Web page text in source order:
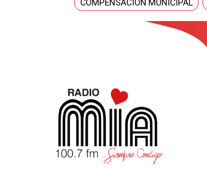
COMPENSACIÓN MUNICIPAL